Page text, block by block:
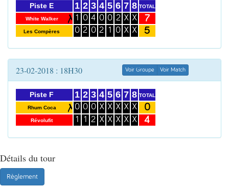
Piste E
White Walker
Les Compères
1
1
0
2
0
2
3
4
0
4
0
2
5
0
1
6
2
0
7
X
X
8
X
X
TOTAL
7
5
23-02-2018 : 18H30 Voir Groupe Voir Match
Piste F
Rhum Coca
Révolufit
1
0
1
2
0
1
3
0
2
4
X
X
5
X
X
6
X
X
7
X
X
8
X
X
TOTAL
0
4
Détails du tour
Règlement